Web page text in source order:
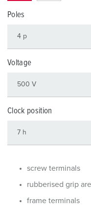
Poles
Voltage
Clock position
screw terminals
rubberised grip
frame terminals